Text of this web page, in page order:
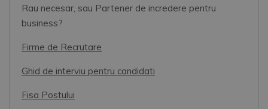
Rau necesar, sau Partener de incredere pentru
business?
Firme de Recrutare
Ghid de interviu pentru candidati
Fisa Postului